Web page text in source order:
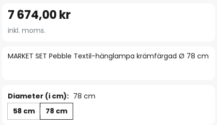
till
början
bildgalleriet
MARKET SET Pebble Textil-hänglampa krämfärgad Ø 78 cm
7 674,00 kr
inkl. moms.
Diameter (i cm): 78 cm
58 cm
78 cm